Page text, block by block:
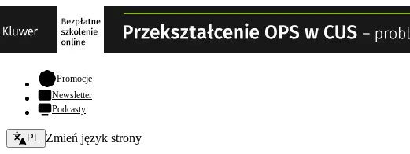
Promocje- otwiera się w nowej karcie
Newsletter
Podcasty
Zmień język - bieżący:
PL Zmień język strony